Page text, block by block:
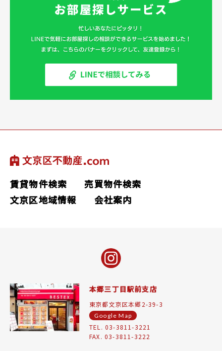
賃貸物件検索
売買物件検索
文京区地域情報
会社案内
本郷三丁目駅前支店
東京都文京区本郷2-39-3
Google Map
TEL. 03-3811-3221
FAX. 03-3811-3222